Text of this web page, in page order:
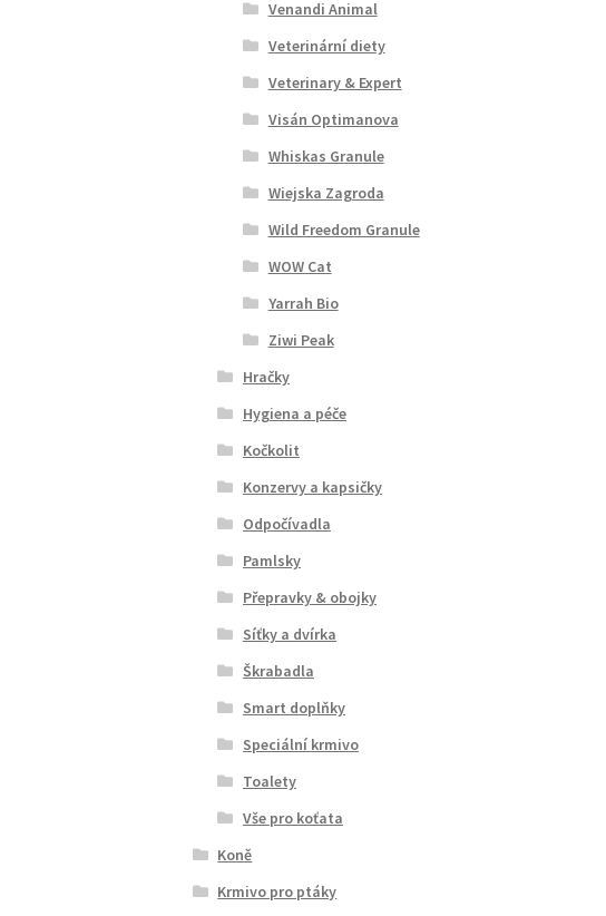
Venandi Animal
Veterinární diety
Veterinary & Expert
Visán Optimanova
Whiskas Granule
Wiejska Zagroda
Wild Freedom Granule
WOW Cat
Yarrah Bio
Ziwi Peak
Hračky
Hygiena a péče
Kočkolit
Konzervy a kapsičky
Odpočívadla
Pamlsky
Přepravky & obojky
Síťky a dvírka
Škrabadla
Smart doplňky
Speciální krmivo
Toalety
Vše pro koťata
Koně
Krmivo pro ptáky